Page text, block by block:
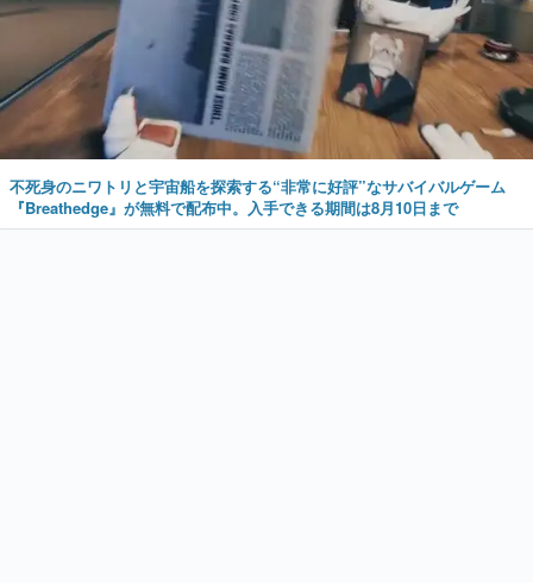
不死身のニワトリと宇宙船を探索する“非常に好評”なサバイバルゲーム
『Breathedge』が無料で配布中。入手できる期間は8月10日まで